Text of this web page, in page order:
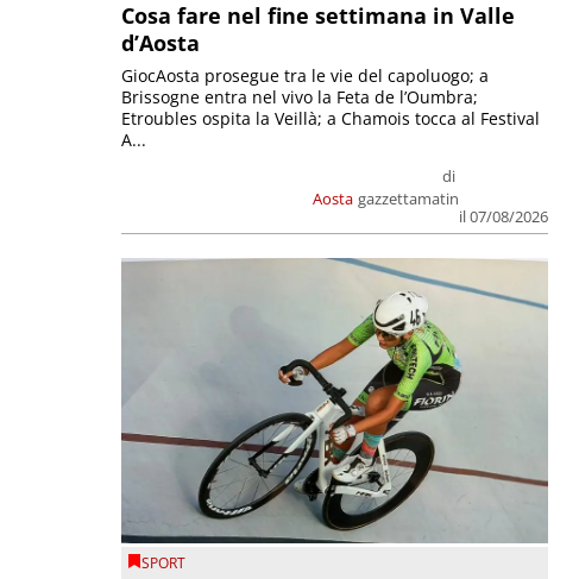
Cosa fare nel fine settimana in Valle
d’Aosta
Aosta
di
gazzettamatin
il 07/08/2026
GiocAosta prosegue tra le vie del capoluogo; a
Brissogne entra nel vivo la Feta de l’Oumbra;
Etroubles ospita la Veillà; a Chamois tocca al Festival
A...
SPORT